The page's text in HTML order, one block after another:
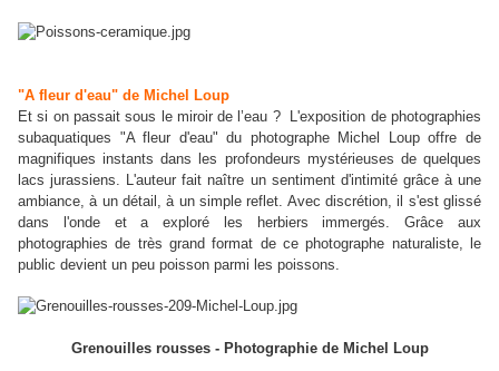
"A fleur d'eau" de Michel Loup
Et si on passait sous le miroir de l’eau ? L'exposition de photographies
subaquatiques "A fleur d'eau" du photographe Michel Loup offre de
magnifiques instants dans les profondeurs mystérieuses de quelques
lacs jurassiens. L'auteur fait naître un sentiment d'intimité grâce à une
ambiance, à un détail, à un simple reflet. Avec discrétion, il s'est glissé
dans l'onde et a exploré les herbiers immergés. Grâce aux
photographies de très grand format de ce photographe naturaliste, le
public devient un peu poisson parmi les poissons.
Grenouilles rousses - Photographie de Michel Loup